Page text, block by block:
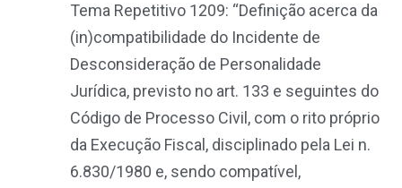
Tema Repetitivo 1209: “Definição acerca da
(in)compatibilidade do Incidente de
Desconsideração de Personalidade
Jurídica, previsto no art. 133 e seguintes do
Código de Processo Civil, com o rito próprio
da Execução Fiscal, disciplinado pela Lei n.
6.830/1980 e, sendo compatível,